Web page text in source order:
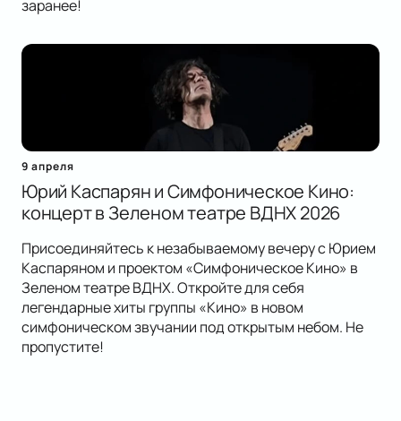
заранее!
9 апреля
Юрий Каспарян и Симфоническое Кино:
концерт в Зеленом театре ВДНХ 2026
Присоединяйтесь к незабываемому вечеру с Юрием
Каспаряном и проектом «Симфоническое Кино» в
Зеленом театре ВДНХ. Откройте для себя
легендарные хиты группы «Кино» в новом
симфоническом звучании под открытым небом. Не
пропустите!